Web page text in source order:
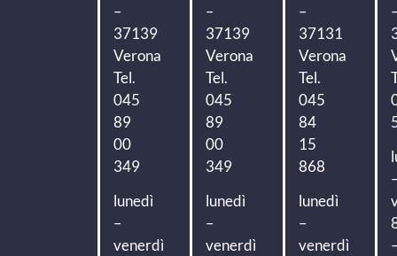
–
37139
Verona
Tel.
045
89
00
349
lunedì
–
venerdì
–
37139
Verona
Tel.
045
89
00
349
lunedì
–
venerdì
–
37131
Verona
Tel.
045
84
15
868
lunedì
–
venerdì